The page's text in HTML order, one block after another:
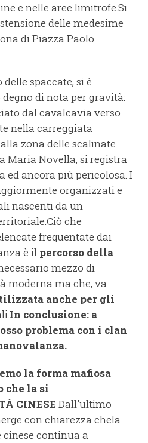
e nelle aree limitrofe.Si
delle medesime
di Piazza Paolo
spaccate, si è
di nota per gravità:
dal cavalcavia verso
nella carreggiata
zona delle scalinate
Maria Novella, si registra
ed ancora più pericolosa. I
organizzati e
nascenti da un
che
frequentate dai
è il percorso della
mezzo di
moderna ma che, va
anche per gli
In conclusione: a
problema con i clan
la forma mafiosa
che la si
CINESE Dall'ultimo
con chiarezza chela
continua a